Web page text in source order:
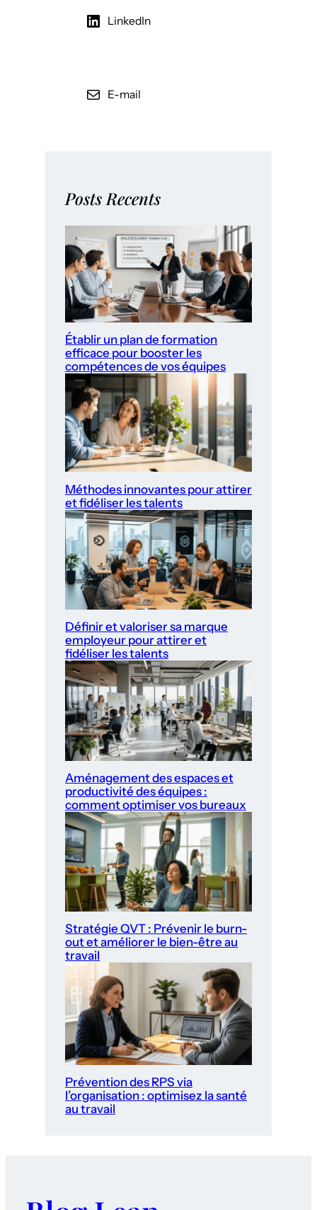
LinkedIn
E-mail
Posts Recents
Établir un plan de formation
efficace pour booster les
compétences de vos équipes
Méthodes innovantes pour attirer
et fidéliser les talents
Définir et valoriser sa marque
employeur pour attirer et
fidéliser les talents
Aménagement des espaces et
productivité des équipes :
comment optimiser vos bureaux
Stratégie QVT : Prévenir le burn-
out et améliorer le bien-être au
travail
Prévention des RPS via
l’organisation : optimisez la santé
au travail